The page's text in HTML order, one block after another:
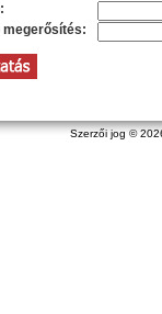
Szerzői jog ©
megerősítés: